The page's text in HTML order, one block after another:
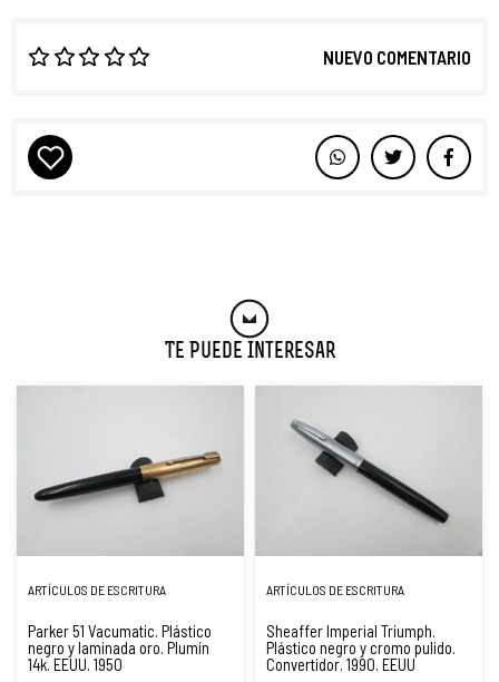
NUEVO COMENTARIO
Te Puede Interesar
ARTÍCULOS DE ESCRITURA
Parker 51 Vacumatic. Plástico
negro y laminada oro. Plumín
14k. EEUU. 1950
ARTÍCULOS DE ESCRITURA
Sheaffer Imperial Triumph.
Plástico negro y cromo pulido.
Convertidor. 1990. EEUU